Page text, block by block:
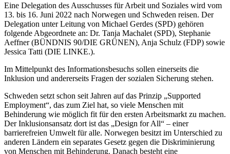
Eine Delegation des Ausschusses für Arbeit und Soziales wird vom
13. bis 16. Juni 2022 nach Norwegen und Schweden reisen. Der
Delegation unter Leitung von Michael Gerdes (SPD) gehören
folgende Abgeordnete an: Dr. Tanja Machalet (SPD), Stephanie
Aeffner (BÜNDNIS 90/DIE GRÜNEN), Anja Schulz (FDP) sowie
Jessica Tatti (DIE LINKE.).
Im Mittelpunkt des Informationsbesuchs sollen einerseits die
Inklusion und andererseits Fragen der sozialen Sicherung stehen.
Schweden setzt schon seit Jahren auf das Prinzip „Supported
Employment“, das zum Ziel hat, so viele Menschen mit
Behinderung wie möglich fit für den ersten Arbeitsmarkt zu machen.
Der Inklusionsansatz dort ist das „Design for All“ – einer
barrierefreien Umwelt für alle. Norwegen besitzt im Unterschied zu
anderen Ländern ein separates Gesetz gegen die Diskriminierung
von Menschen mit Behinderung. Danach besteht eine